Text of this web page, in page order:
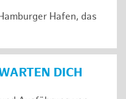
Hafen, das
DICH